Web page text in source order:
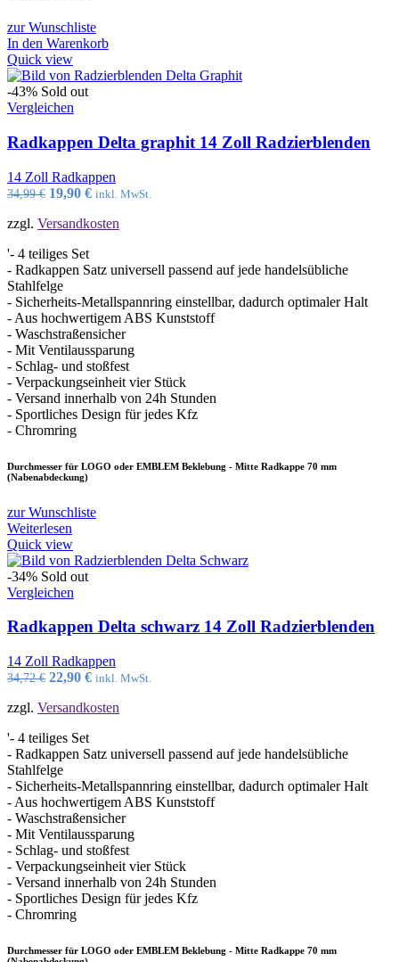
zur Wunschliste
In den Warenkorb
Quick view
-43% Sold out
Vergleichen
Radkappen Delta graphit 14 Zoll Radzierblenden
14 Zoll Radkappen
34,99€ Ursprünglicher
war:
19,90 €Aktueller
ist:
inkl. MwSt.
zzgl. Versandkosten
'- 4 teiliges Set
- Radkappen Satz universell passend auf jede handelsübliche
Stahlfelge
- Sicherheits-Metallspannring einstellbar, dadurch optimaler Halt
- Aus hochwertigem ABS Kunststoff
- Waschstraßensicher
- Mit Ventilaussparung
- Schlag- und stoßfest
- Verpackungseinheit vier Stück
- Versand innerhalb von 24h Stunden
- Sportliches Design für jedes Kfz
- Chromring
Durchmesser für LOGO oder EMBLEM Beklebung - Mitte Radkappe 70 mm
(Nabenabdeckung)
zur Wunschliste
Weiterlesen
Quick view
-34% Sold out
Vergleichen
Radkappen Delta schwarz 14 Zoll Radzierblenden
14 Zoll Radkappen
34,72€ Ursprünglicher
war:
22,90 €Aktueller
ist:
inkl. MwSt.
zzgl. Versandkosten
'- 4 teiliges Set
- Radkappen Satz universell passend auf jede handelsübliche
Stahlfelge
- Sicherheits-Metallspannring einstellbar, dadurch optimaler Halt
- Aus hochwertigem ABS Kunststoff
- Waschstraßensicher
- Mit Ventilaussparung
- Schlag- und stoßfest
- Verpackungseinheit vier Stück
- Versand innerhalb von 24h Stunden
- Sportliches Design für jedes Kfz
- Chromring
Durchmesser für LOGO oder EMBLEM Beklebung - Mitte Radkappe 70 mm